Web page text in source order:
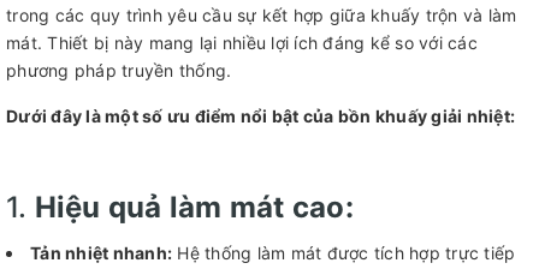
trong các quy trình yêu cầu sự kết hợp giữa khuấy trộn và làm
mát. Thiết bị này mang lại nhiều lợi ích đáng kể so với các
phương pháp truyền thống.
Dưới đây là một số ưu điểm nổi bật của bồn khuấy giải nhiệt:
1. Hiệu quả làm mát cao:
Tản nhiệt nhanh: Hệ thống làm mát được tích hợp trực tiếp